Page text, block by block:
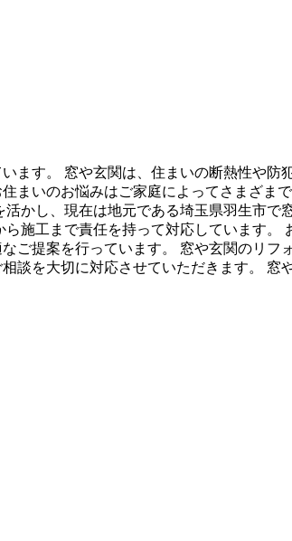
ます。 窓や玄関は、住まいの断熱性や
まいのお悩みはご家庭によってさまざま
かし、現在は地元である埼玉県羽生市
施工まで責任を持って対応しています。
ご提案を行っています。 窓や玄関のリフ
談を大切に対応させていただきます。